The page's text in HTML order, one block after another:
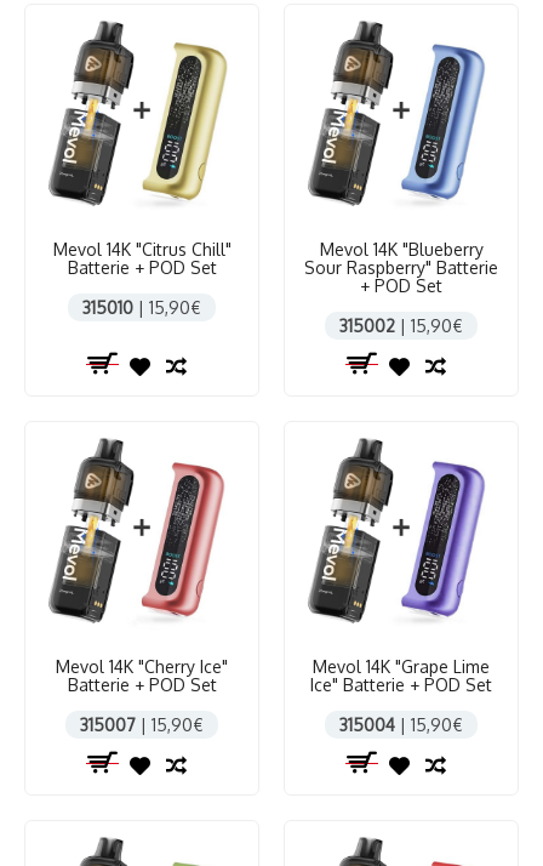
Mevol 14K "Citrus Chill"
Batterie + POD Set
315010 | 15,90€
Mevol 14K "Blueberry
Sour Raspberry" Batterie
+ POD Set
315002 | 15,90€
Mevol 14K "Cherry Ice"
Batterie + POD Set
315007 | 15,90€
Mevol 14K "Grape Lime
Ice" Batterie + POD Set
315004 | 15,90€